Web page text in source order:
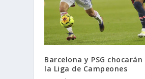
Barcelona y PSG chocarán
la Liga de Campeones